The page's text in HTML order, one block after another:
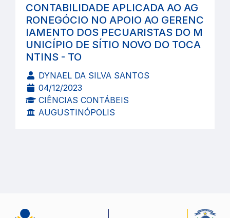
CONTABILIDADE APLICADA AO AG
RONEGÓCIO NO APOIO AO GERENC
IAMENTO DOS PECUARISTAS DO M
UNICÍPIO DE SÍTIO NOVO DO TOCA
NTINS - TO
DYNAEL DA SILVA SANTOS
04/12/2023
CIÊNCIAS CONTÁBEIS
AUGUSTINÓPOLIS